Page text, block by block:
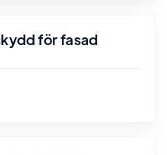
för fasad